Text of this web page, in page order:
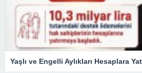
Yaşlı ve Engelli Aylıkları Hesaplara